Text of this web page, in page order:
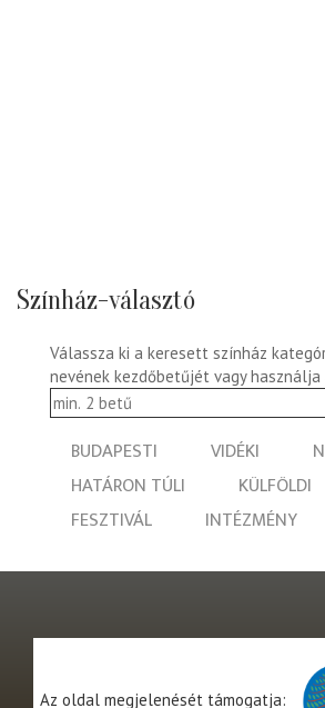
Színház-választó
Válassza ki a keresett színház
nevének kezdőbetűjét vagy
BUDAPESTI VIDÉKI
HATÁRON TÚLI
KÜLFÖLDI
FESZTIVÁL
INTÉZMÉNY
Az oldal megjelenését támogatja: